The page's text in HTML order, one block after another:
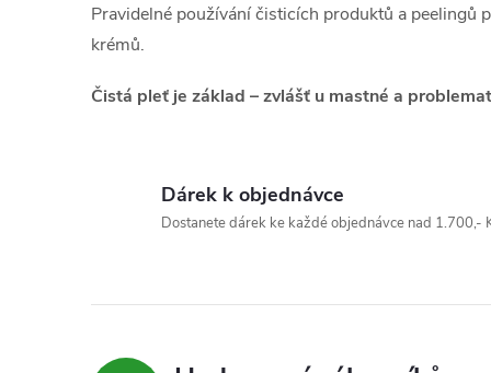
ý
p
Pravidelné používání čisticích produktů a peelingů
krémů.
Čistá pleť je základ – zvlášť u mastné a
Dárek k objednávce
Dostanete dárek ke každé objednávce nad 1.700,-